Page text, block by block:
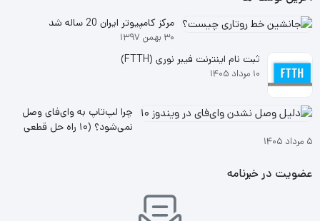
مرکز کامپیوتر ایران 20 ساله شد
۳۰ بهمن ۱۳۹۷
ثبت نام اینترنت فیبر نوری (FTTH)
۱۰ مرداد ۱۴۰۵
چرا لپ‌تاپ به وای‌فای وصل
نمی‌شود؟ (۱۰ راه حل قطعی
۵ مرداد ۱۴۰۵
عضویت در خبرنامه